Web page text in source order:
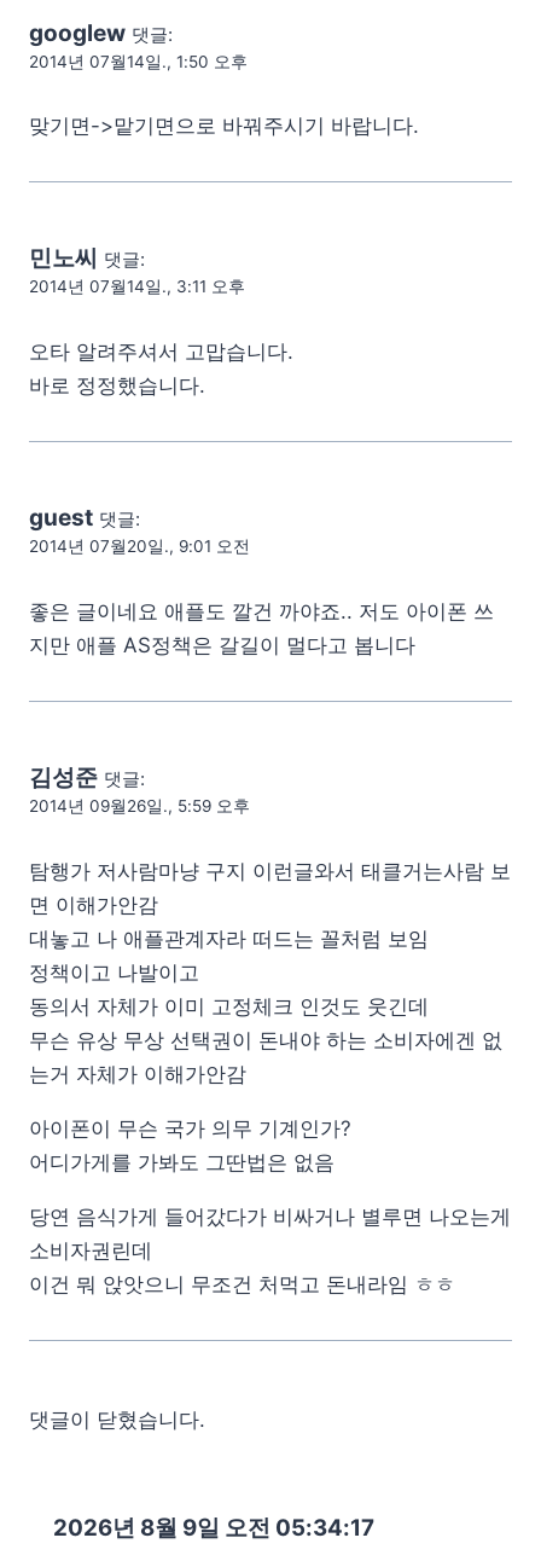
googlew 댓글:
2014년 07월14일., 1:50 오후
맞기면->맡기면으로 바꿔주시기 바랍니다.
민노씨 댓글:
2014년 07월14일., 3:11 오후
오타 알려주셔서 고맙습니다.
바로 정정했습니다.
guest 댓글:
2014년 07월20일., 9:01 오전
좋은 글이네요 애플도 깔건 까야죠.. 저도 아이폰 쓰
지만 애플 AS정책은 갈길이 멀다고 봅니다
김성준 댓글:
2014년 09월26일., 5:59 오후
탐행가 저사람마냥 구지 이런글와서 태클거는사람 보
면 이해가안감
대놓고 나 애플관계자라 떠드는 꼴처럼 보임
정책이고 나발이고
동의서 자체가 이미 고정체크 인것도 웃긴데
무슨 유상 무상 선택권이 돈내야 하는 소비자에겐 없
는거 자체가 이해가안감
아이폰이 무슨 국가 의무 기계인가?
어디가게를 가봐도 그딴법은 없음
당연 음식가게 들어갔다가 비싸거나 별루면 나오는게
소비자권린데
이건 뭐 앉앗으니 무조건 처먹고 돈내라임 ㅎㅎ
댓글이 닫혔습니다.
2026년 8월 9일 오전 05:34:18